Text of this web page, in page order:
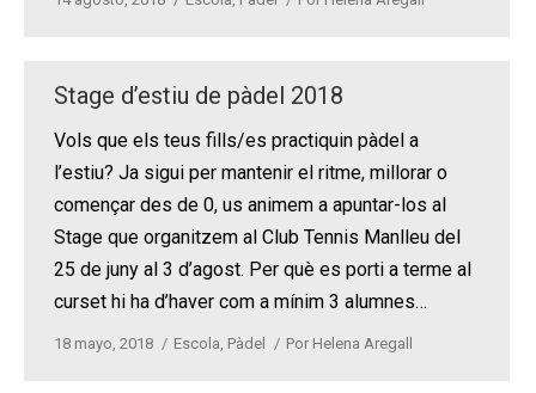
Stage d’estiu de pàdel 2018
Vols que els teus fills/es practiquin pàdel a
l’estiu? Ja sigui per mantenir el ritme, millorar o
començar des de 0, us animem a apuntar-los al
Stage que organitzem al Club Tennis Manlleu del
25 de juny al 3 d’agost. Per què es porti a terme al
curset hi ha d’haver com a mínim 3 alumnes…
18 mayo, 2018 Escola, Pàdel Por Helena Aregall